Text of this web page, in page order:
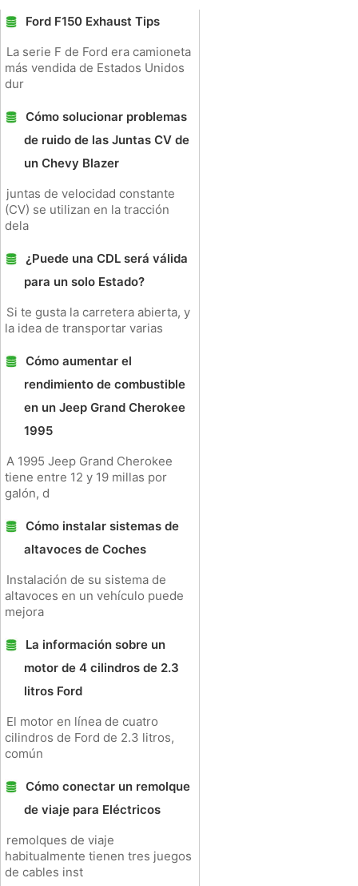
Ford F150 Exhaust Tips
La serie F de Ford era camioneta
más vendida de Estados Unidos
dur
Cómo solucionar problemas
de ruido de las Juntas CV de
un Chevy Blazer
juntas de velocidad constante
(CV) se utilizan en la tracción
dela
¿Puede una CDL será válida
para un solo Estado?
Si te gusta la carretera abierta, y
la idea de transportar varias
Cómo aumentar el
rendimiento de combustible
en un Jeep Grand Cherokee
1995
A 1995 Jeep Grand Cherokee
tiene entre 12 y 19 millas por
galón, d
Cómo instalar sistemas de
altavoces de Coches
Instalación de su sistema de
altavoces en un vehículo puede
mejora
La información sobre un
motor de 4 cilindros de 2.3
litros Ford
El motor en línea de cuatro
cilindros de Ford de 2.3 litros,
común
Cómo conectar un remolque
de viaje para Eléctricos
remolques de viaje
habitualmente tienen tres juegos
de cables inst